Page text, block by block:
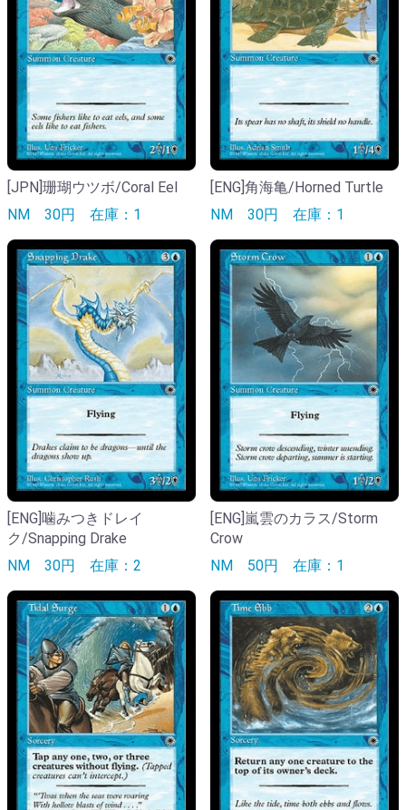
[JPN]珊瑚ウツボ/Coral Eel
NM 30円 在庫：1
[ENG]角海亀/Horned Turtle
NM 30円 在庫：1
[ENG]噛みつきドレイ
ク/Snapping Drake
NM 30円 在庫：2
[ENG]嵐雲のカラス/Storm
Crow
NM 50円 在庫：1